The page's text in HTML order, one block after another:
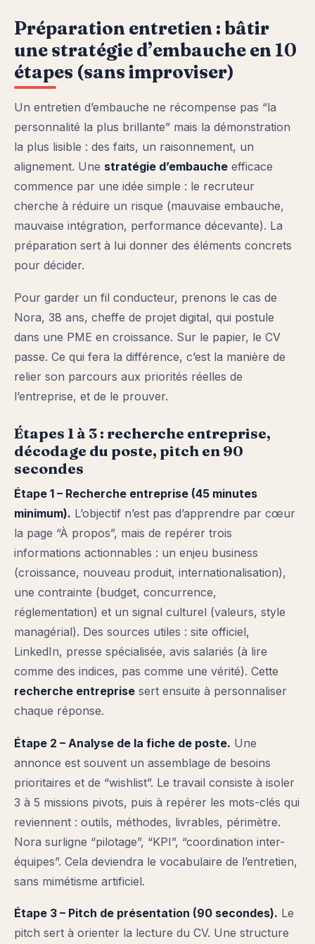
Préparation entretien : bâtir
une stratégie d’embauche en 10
étapes (sans improviser)
Un entretien d’embauche ne récompense pas “la
personnalité la plus brillante” mais la démonstration
la plus lisible : des faits, un raisonnement, un
alignement. Une stratégie d’embauche efficace
commence par une idée simple : le recruteur
cherche à réduire un risque (mauvaise embauche,
mauvaise intégration, performance décevante). La
préparation sert à lui donner des éléments concrets
pour décider.
Pour garder un fil conducteur, prenons le cas de
Nora, 38 ans, cheffe de projet digital, qui postule
dans une PME en croissance. Sur le papier, le CV
passe. Ce qui fera la différence, c’est la manière de
relier son parcours aux priorités réelles de
l’entreprise, et de le prouver.
Étapes 1 à 3 : recherche entreprise,
décodage du poste, pitch en 90
secondes
Étape 1 – Recherche entreprise (45 minutes
minimum). L’objectif n’est pas d’apprendre par cœur
la page “À propos”, mais de repérer trois
informations actionnables : un enjeu business
(croissance, nouveau produit, internationalisation),
une contrainte (budget, concurrence,
réglementation) et un signal culturel (valeurs, style
managérial). Des sources utiles : site officiel,
LinkedIn, presse spécialisée, avis salariés (à lire
comme des indices, pas comme une vérité). Cette
recherche entreprise sert ensuite à personnaliser
chaque réponse.
Étape 2 – Analyse de la fiche de poste. Une
annonce est souvent un assemblage de besoins
prioritaires et de “wishlist”. Le travail consiste à isoler
3 à 5 missions pivots, puis à repérer les mots-clés qui
reviennent : outils, méthodes, livrables, périmètre.
Nora surligne “pilotage”, “KPI”, “coordination inter-
équipes”. Cela deviendra le vocabulaire de l’entretien,
sans mimétisme artificiel.
Étape 3 – Pitch de présentation (90 secondes). Le
pitch sert à orienter la lecture du CV. Une structure